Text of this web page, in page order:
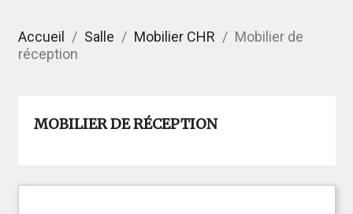
Accueil Salle Mobilier CHR
Mobilier de
réception
MOBILIER DE RÉCEPTION